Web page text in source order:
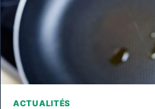
ACTUALITÉS